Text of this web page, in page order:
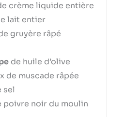
crème liquide entière
lait entier
gruyère râpé
de huile d’olive
de muscade râpée
sel
poivre noir du moulin